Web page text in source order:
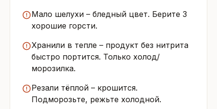
Мало шелухи – бледный цвет. Берите 3
хорошие горсти.
Хранили в тепле – продукт без нитрита
быстро портится. Только холод/
морозилка.
Резали тёплой – крошится.
Подморозьте, режьте холодной.